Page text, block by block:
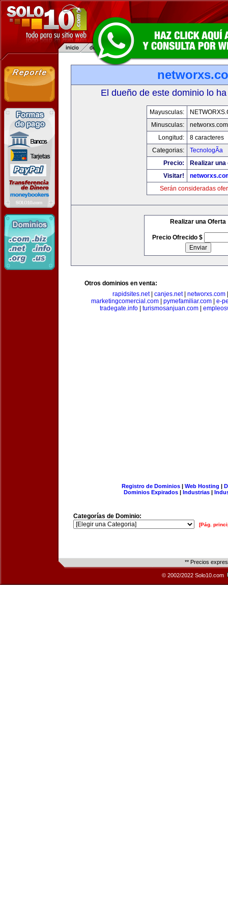
El dueño de este dominio lo
Mayusculas:
Minusculas:
networxs.com
Longitud:
8 caracteres
Categorias:
TecnologÃ­a
Precio:
Realizar
Visitar!
Serán consideradas
Realizar una Oferta
Precio Ofrecido $
Otros dominios en venta:
rapidsites.net| canjes.net| networxs.com
marketingcomercial.com| pymefamiliar.com| e-
tradegate.info| turismosanjuan.com|
Registro de Dominios| Web Hosting |
Dominios Expirados | Industrias |
Categorías de Dominio:
[Pág.
** Precios
© 2002/2022 Solo10.com